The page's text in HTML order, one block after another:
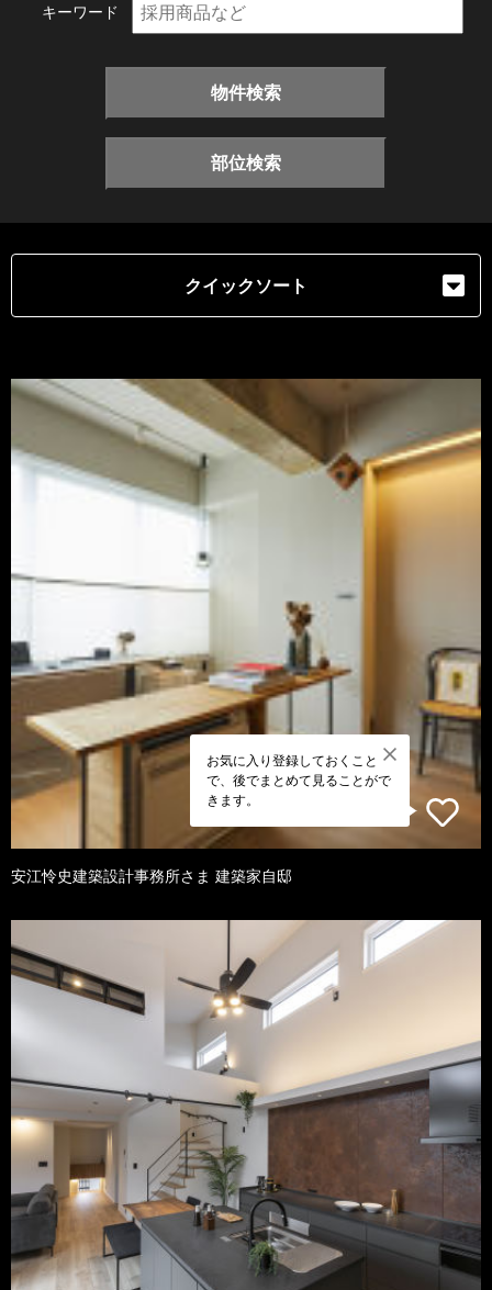
キーワード
物件検索
部位検索
クイックソート
お気に入り登録しておくこと
で、後でまとめて見ることがで
きます。
安江怜史建築設計事務所さま 建築家自邸